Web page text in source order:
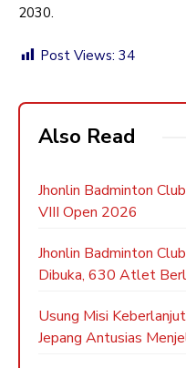
2030.
Post Views: 34
Also Read
Jhonlin Badminton
VIII Open 2026
Jhonlin Badminton
Dibuka, 630 Atlet
Usung Misi
Jepang Antusias